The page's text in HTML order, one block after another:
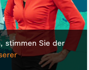
stimmen Sie der